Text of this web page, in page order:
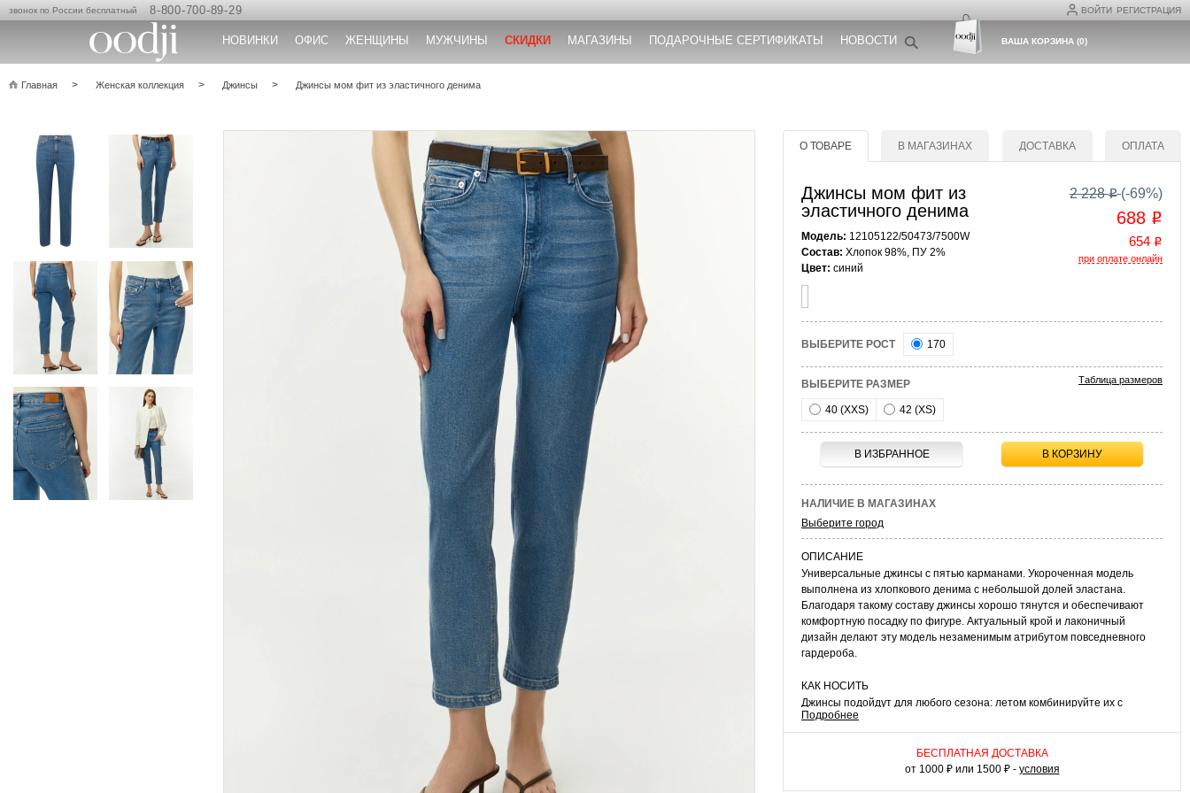
ВОЙТИ РЕГИСТРАЦИЯ
звонок по России бесплатный 8-800-700-89-29
НОВИНКИ ОФИС ЖЕНЩИНЫ МУЖЧИНЫ СКИДКИ МАГАЗИНЫ ПОДАРОЧНЫЕ СЕРТИФИКАТЫ НОВОСТИ ВАША КОРЗИНА(0)
Главная Женская коллекция Джинсы Джинсы мом фит из эластичного денима
О ТОВАРЕ В МАГАЗИНАХ ДОСТАВКА ОПЛАТА
Джинсы мом фит из
эластичного денима
Модель: 12105122/50473/7500W
Состав: Хлопок 98%, ПУ 2%
Цвет: синий
2 228o (-69%)
688 o
654 o
при оплате онлайн
ВЫБЕРИТЕ РОСТ 170
ВЫБЕРИТЕ РАЗМЕР Таблица размеров
40 (XXS) 42 (XS)
В ИЗБРАННОЕ В КОРЗИНУ
НАЛИЧИЕ В МАГАЗИНАХ
Выберите город
ОПИСАНИЕ
Универсальные джинсы с пятью карманами. Укороченная модель
выполнена из хлопкового денима с небольшой долей эластана.
Благодаря такому составу джинсы хорошо тянутся и обеспечивают
комфортную посадку по фигуре. Актуальный крой и лаконичный
дизайн делают эту модель незаменимым атрибутом повседневного
гардероба.
КАК НОСИТЬ
Джинсы подойдут для любого сезона: летом комбинируйте их с
футболками, топами и легкими кардиганами, а зимой — со свитерами,
водолазками и толстовками. На прогулку с друзьями, за город или в
отпуск — с этими джинсами вам не придется долго думать о том, что
Подробнее
БЕСПЛАТНАЯ ДОСТАВКА
от 1000 ₽ или 1500 ₽ - условия